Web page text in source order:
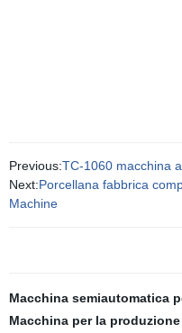
Previous:TC-1060 macchina
Next:Porcellana fabbrica
Machine
Macchina semiautomatica
Macchina per la